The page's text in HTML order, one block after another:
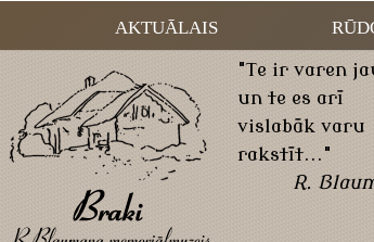
AKTUĀLAIS
"Te ir varen
un te es arī
vislabāk varu
rakstīt..."
R.